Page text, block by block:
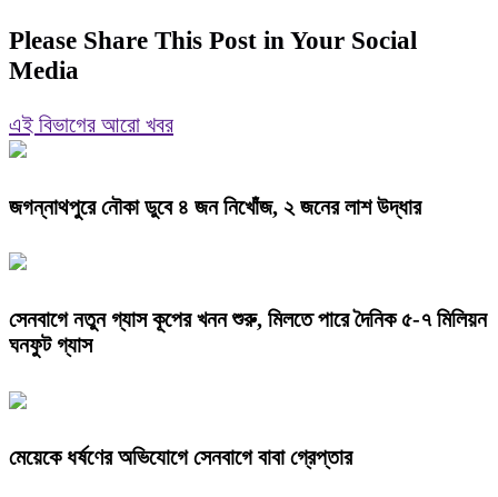
Please Share This Post in Your Social
Media
এই বিভাগের আরো খবর
জগন্নাথপুরে নৌকা ডুবে ৪ জন নিখোঁজ, ২ জনের লাশ উদ্ধার
সেনবাগে নতুন গ্যাস কূপের খনন শুরু, মিলতে পারে দৈনিক ৫-৭ মিলিয়ন
ঘনফুট গ্যাস
মেয়েকে ধর্ষণের অভিযোগে সেনবাগে বাবা গ্রেপ্তার